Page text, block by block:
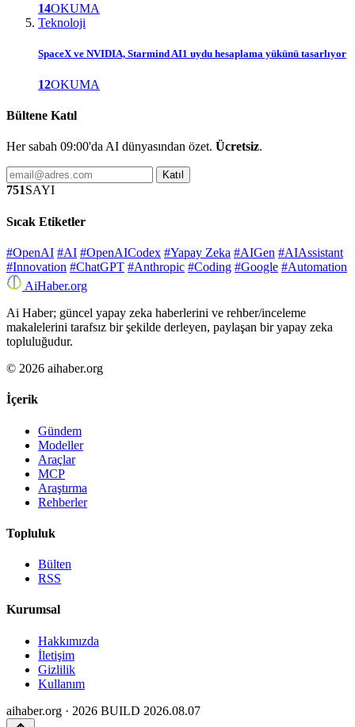
14OKUMA
Teknoloji
SpaceX ve NVIDIA, Starmind AI1 uydu hesaplama yükünü tasarlıyor
12OKUMA
Bültene Katıl
Her sabah 09:00'da AI dünyasından özet. Ücretsiz.
Katıl
751SAYI
Sıcak Etiketler
#OpenAI #AI #OpenAICodex #Yapay Zeka #AIGen #AIAssistant
#Innovation #ChatGPT #Anthropic #Coding #Google #Automation
AiHaber.org
Ai Haber; güncel yapay zeka haberlerini ve rehber/inceleme
makalelerini tarafsız bir şekilde derleyen, paylaşan bir yapay zeka
topluluğudur.
© 2026 aihaber.org
İçerik
Gündem
Modeller
Araçlar
MCP
Araştırma
Rehberler
Topluluk
Bülten
RSS
Kurumsal
Hakkımızda
İletişim
Gizlilik
Kullanım
aihaber.org · 2026 BUILD 2026.08.07